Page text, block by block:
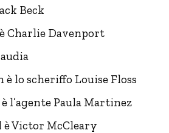
Beck
Charlie Davenport
è lo scheriffo Louise Floss
l’agente Paula Martinez
è Victor McCleary